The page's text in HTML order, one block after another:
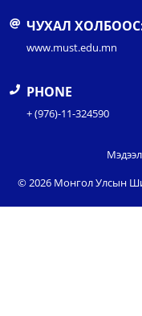
ЧУХАЛ
www.must.edu.mn
PHONE
+ (976)-11-324590
© 2026 Монгол Улсын